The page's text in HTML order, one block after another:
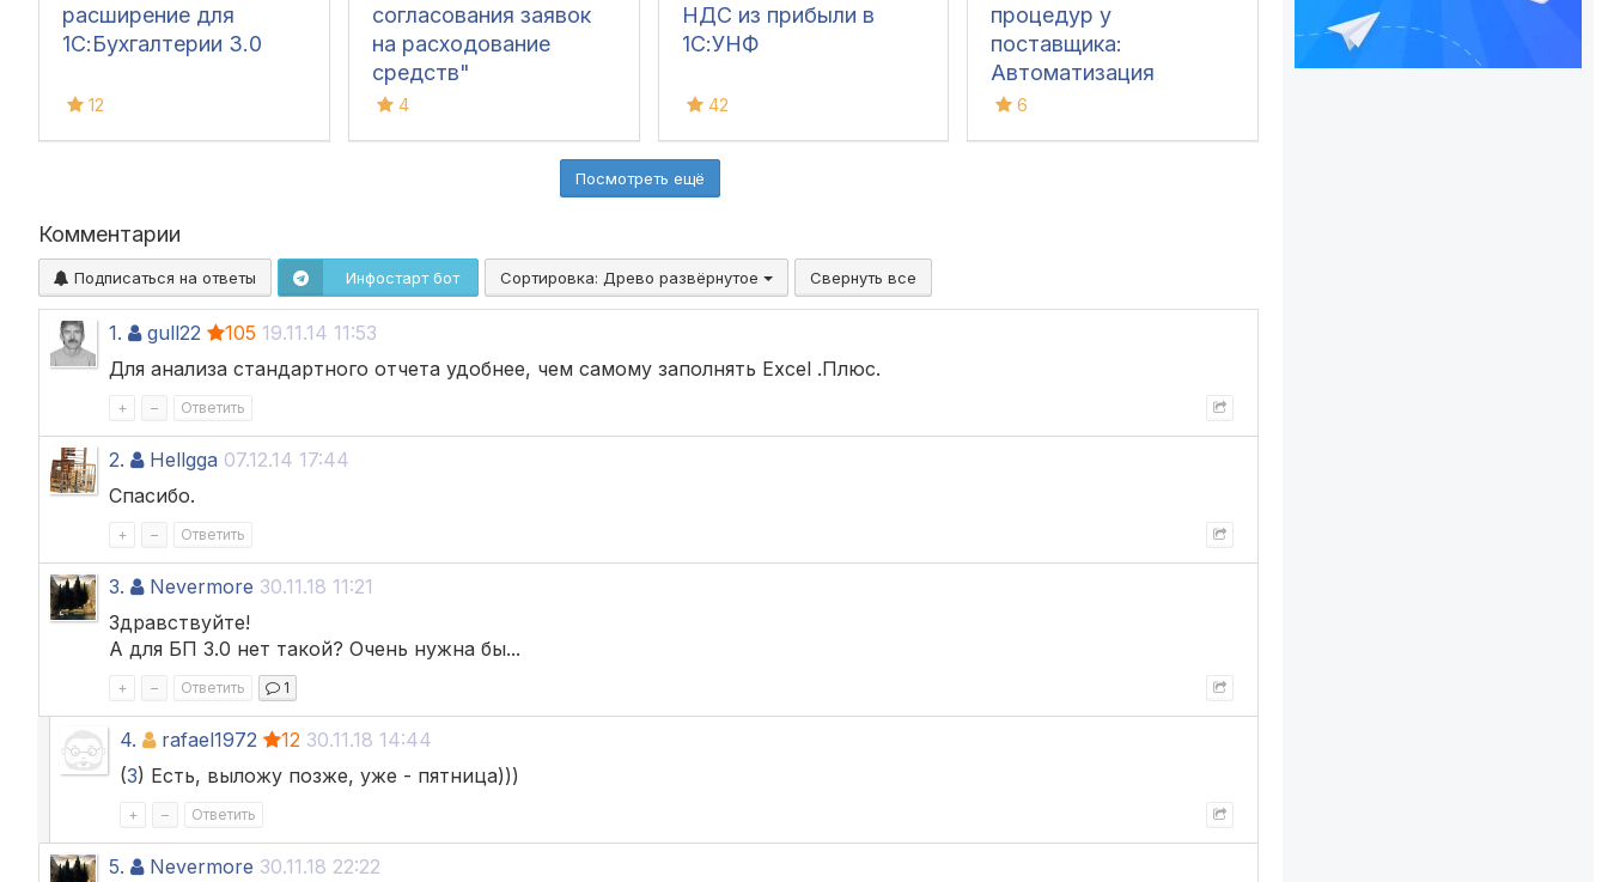
расширение для
1С:Бухгалтерии 3.0
12
согласования заявок
на расходование
средств"
4
НДС из прибыли в
1С:УНФ
42
процедур у
поставщика:
Автоматизация
тендерной
6
Посмотреть ещё
Комментарии
Подписаться на ответы Инфостарт бот Сортировка: Древо развёрнутое Свернуть все
1. gull22 105 19.11.14 11:53
Для анализа стандартного отчета удобнее, чем самому заполнять Excel .Плюс.
+ – Ответить
2. Hellgga 07.12.14 17:44
Спасибо.
+ – Ответить
3. Nevermore 30.11.18 11:21
Здравствуйте!
А для БП 3.0 нет такой? Очень нужна бы...
+ – Ответить 1
4. rafael1972 12 30.11.18 14:44
(3) Есть, выложу позже, уже - пятница)))
+ – Ответить
5. Nevermore 30.11.18 22:22